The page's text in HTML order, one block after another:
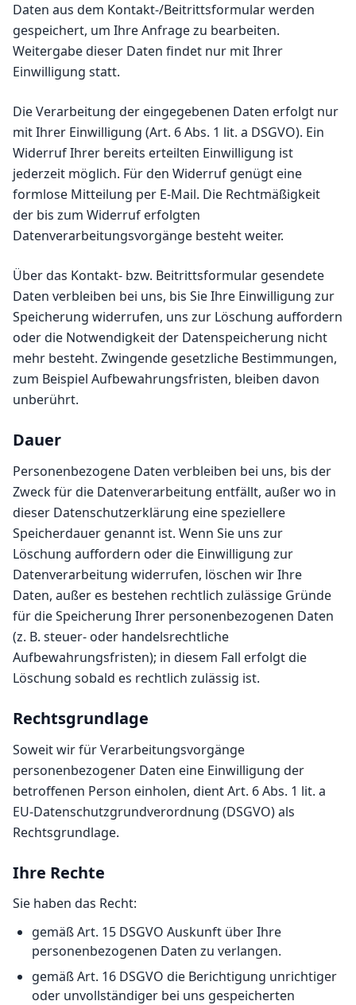
Daten aus dem Kontakt-/Beitrittsformular werden
gespeichert, um Ihre Anfrage zu bearbeiten.
Weitergabe dieser Daten findet nur mit Ihrer
Einwilligung statt.
Die Verarbeitung der eingegebenen Daten erfolgt nur
mit Ihrer Einwilligung (Art. 6 Abs. 1 lit. a DSGVO). Ein
Widerruf Ihrer bereits erteilten Einwilligung ist
jederzeit möglich. Für den Widerruf genügt eine
formlose Mitteilung per E-Mail. Die Rechtmäßigkeit
der bis zum Widerruf erfolgten
Datenverarbeitungsvorgänge besteht weiter.
Über das Kontakt- bzw. Beitrittsformular gesendete
Daten verbleiben bei uns, bis Sie Ihre Einwilligung zur
Speicherung widerrufen, uns zur Löschung auffordern
oder die Notwendigkeit der Datenspeicherung nicht
mehr besteht. Zwingende gesetzliche Bestimmungen,
zum Beispiel Aufbewahrungsfristen, bleiben davon
unberührt.
Dauer
Personenbezogene Daten verbleiben bei uns, bis der
Zweck für die Datenverarbeitung entfällt, außer wo in
dieser Datenschutzerklärung eine speziellere
Speicherdauer genannt ist. Wenn Sie uns zur
Löschung auffordern oder die Einwilligung zur
Datenverarbeitung widerrufen, löschen wir Ihre
Daten, außer es bestehen rechtlich zulässige Gründe
für die Speicherung Ihrer personenbezogenen Daten
(z. B. steuer- oder handelsrechtliche
Aufbewahrungsfristen); in diesem Fall erfolgt die
Löschung sobald es rechtlich zulässig ist.
Rechtsgrundlage
Soweit wir für Verarbeitungsvorgänge
personenbezogener Daten eine Einwilligung der
betroffenen Person einholen, dient Art. 6 Abs. 1 lit. a
EU-Datenschutzgrundverordnung (DSGVO) als
Rechtsgrundlage.
Ihre Rechte
Sie haben das Recht:
gemäß Art. 15 DSGVO Auskunft über Ihre
personenbezogenen Daten zu verlangen.
gemäß Art. 16 DSGVO die Berichtigung unrichtiger
oder unvollständiger bei uns gespeicherten